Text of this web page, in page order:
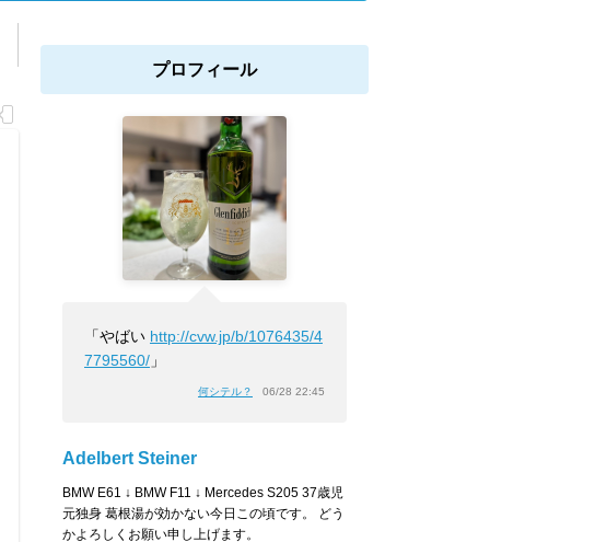
プロフィール
「やばい http://cvw.jp/b/1076435/4
7795560/ 」
何シテル？ 06/28 22:45
Adelbert Steiner
BMW E61 ↓ BMW F11 ↓ Mercedes S205 37歳児
元独身 葛根湯が効かない今日この頃です。 どう
かよろしくお願い申し上げます。